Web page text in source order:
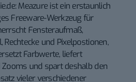
: Meazure ist ein erstaunlich
Freeware-Werkzeug für
Fensteraufmaß,
und Pixelpostionen,
Farbwerte, liefert
und spart deshalb den
vieler verschiedener